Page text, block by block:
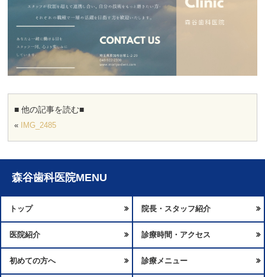
■ 他の記事を読む■
« IMG_2485
森谷歯科医院MENU
トップ 院長・スタッフ紹介
医院紹介 診療時間・アクセス
初めての方へ 診療メニュー